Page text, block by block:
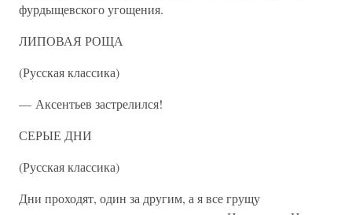
фурдыщевского угощения.
ЛИПОВАЯ РОЩА
(Русская классика)
— Аксентьев застрелился!
СЕРЫЕ ДНИ
(Русская классика)
Дни проходят, один за другим, а я все грущу